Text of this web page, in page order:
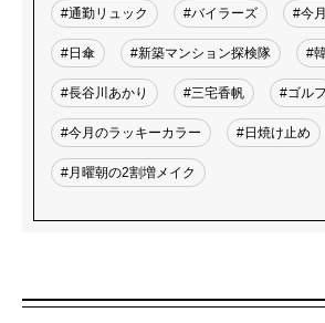
#通勤リュック #バイラーズ #今
#日傘 #新築マンション探検隊 #
#長谷川あかり #三宅香帆 #ゴルフ
#今月のラッキーカラー #日焼け止め
#月曜朝の2割増メイク